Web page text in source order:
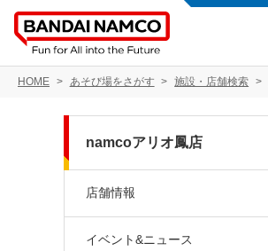
HOME あそび場をさがす 施設・店舗検索
namcoアリオ鳳店
店舗情報
イベント&ニュース